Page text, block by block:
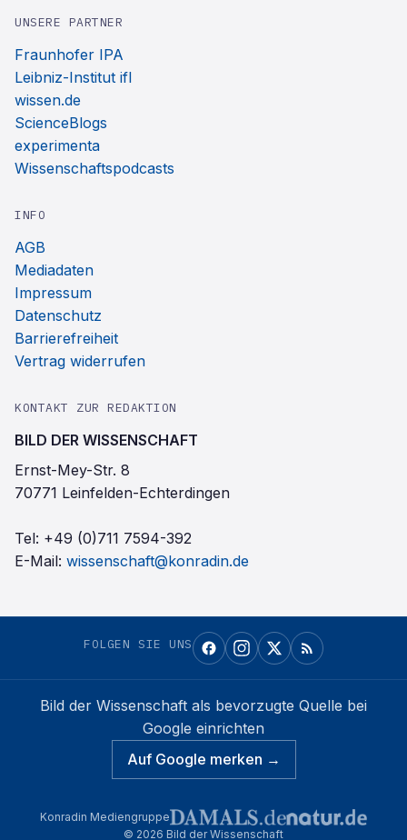
UNSERE PARTNER
Fraunhofer IPA
Leibniz-Institut ifl
wissen.de
ScienceBlogs
experimenta
Wissenschaftspodcasts
INFO
AGB
Mediadaten
Impressum
Datenschutz
Barrierefreiheit
Vertrag widerrufen
KONTAKT ZUR REDAKTION
BILD DER WISSENSCHAFT
Ernst-Mey-Str. 8
70771 Leinfelden-Echterdingen
Tel: +49 (0)711 7594-392
E-Mail: wissenschaft@konradin.de
FOLGEN SIE UNS
Bild der Wissenschaft als bevorzugte Quelle bei
Google einrichten
Auf Google merken →
Konradin Mediengruppe
© 2026 Bild der Wissenschaft